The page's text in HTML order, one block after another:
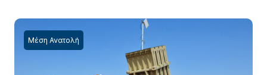
Μέση Ανατολή